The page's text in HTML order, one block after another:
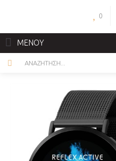
0
ΜΕΝΟΥ